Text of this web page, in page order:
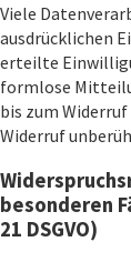
Viele
ausdrücklichen
erteilte
formlose
bis zum
Widerruf
besonderen
21 DSGVO)